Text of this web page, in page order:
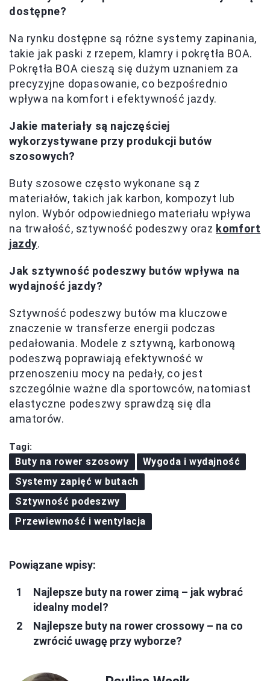
dostępne?
Na rynku dostępne są różne systemy zapinania,
takie jak paski z rzepem, klamry i pokrętła BOA.
Pokrętła BOA cieszą się dużym uznaniem za
precyzyjne dopasowanie, co bezpośrednio
wpływa na komfort i efektywność jazdy.
Jakie materiały są najczęściej
wykorzystywane przy produkcji butów
szosowych?
Buty szosowe często wykonane są z
materiałów, takich jak karbon, kompozyt lub
nylon. Wybór odpowiedniego materiału wpływa
na trwałość, sztywność podeszwy oraz komfort
jazdy.
Jak sztywność podeszwy butów wpływa na
wydajność jazdy?
Sztywność podeszwy butów ma kluczowe
znaczenie w transferze energii podczas
pedałowania. Modele z sztywną, karbonową
podeszwą poprawiają efektywność w
przenoszeniu mocy na pedały, co jest
szczególnie ważne dla sportowców, natomiast
elastyczne podeszwy sprawdzą się dla
amatorów.
Tagi:
Buty na rower szosowy
Wygoda i wydajność
Systemy zapięć w butach
Sztywność podeszwy
Przewiewność i wentylacja
Powiązane wpisy:
Najlepsze buty na rower zimą – jak wybrać
idealny model?
Najlepsze buty na rower crossowy – na co
zwrócić uwagę przy wyborze?